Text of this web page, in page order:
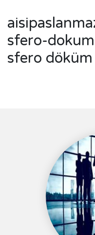
sfero-
sfero döküm